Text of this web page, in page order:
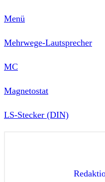
Menü
Mehrwege-Lautsprecher
MC
Magnetostat
LS-Stecker (DIN)